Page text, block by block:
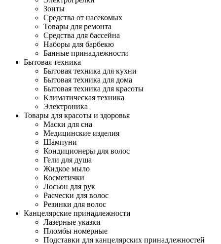
Зонты
Средства от насекомых
Товары для ремонта
Средства для бассейна
Наборы для барбекю
Банные принадлежности
Бытовая техника
Бытовая техника для кухни
Бытовая техника для дома
Бытовая техника для красоты
Климатическая техника
Электроника
Товары для красоты и здоровья
Маски для сна
Медицинские изделия
Шампуни
Кондиционеры для волос
Гели для душа
Жидкое мыло
Косметички
Лосьон для рук
Расчески для волос
Резинки для волос
Канцелярские принадлежности
Лазерные указки
Пломбы номерные
Подставки для канцелярских принадлежностей